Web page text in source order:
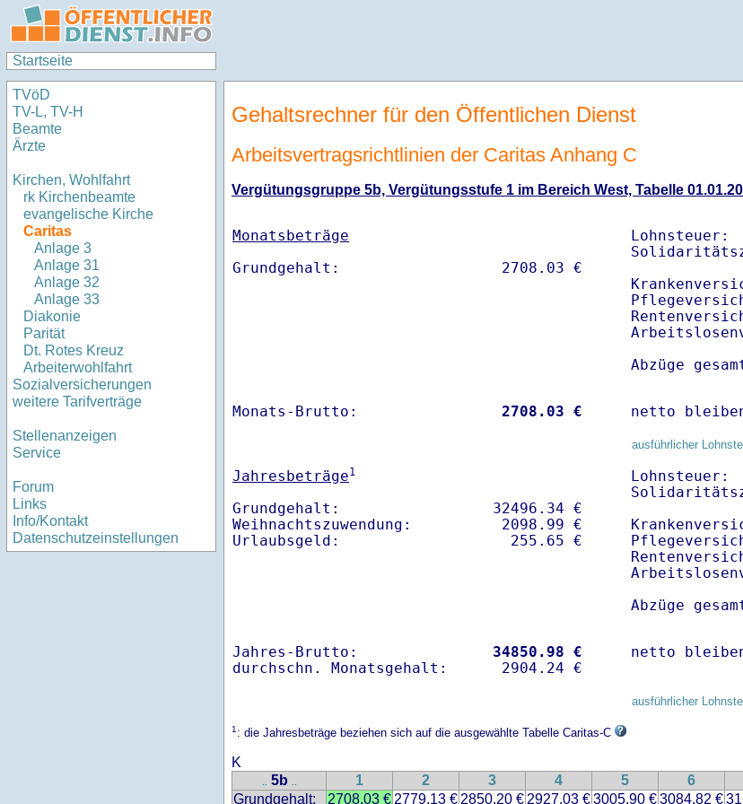
Startseite
TVöD
TV-L, TV-H
Beamte
Ärzte
Kirchen, Wohlfahrt
rk Kirchenbeamte
evangelische Kirche
Caritas
Anlage 3
Anlage 31
Anlage 32
Anlage 33
Diakonie
Parität
Dt. Rotes Kreuz
Arbeiterwohlfahrt
Sozialversicherungen
weitere Tarifverträge
Stellenanzeigen
Service
Forum
Links
Info/Kontakt
Datenschutzeinstellungen
Gehaltsrechner für den Öffentlichen Dienst
Arbeitsvertragsrichtlinien der Caritas Anhang C
Vergütungsgruppe 5b, Vergütungsstufe 1 im Bereich West, Tabelle
Monatsbeträge
Abzüge
Monats-Brutto: 2708.03 € netto
ausführlicher
Jahresbeträge1
Grundgehalt:                 32496.34 €
Weihnachtszuwendung:          2098.99 €
Abzüge
Jahres-Brutto: 34850.98 €
netto
ausführlicher
1: die Jahresbeträge beziehen sich auf die ausgewählte Tabelle Caritas-C
K
.. 5b .. 1 2 3 4 5 6
Grundgehalt:
2708.03 € 2779.13 € 2850.20 € 2927.03 €3005.90 €3084.82 €